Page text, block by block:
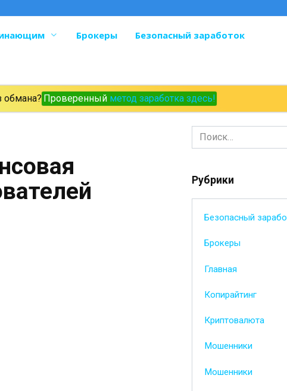
Брокеры Безопасный заработок
обмана? Проверенный метод заработка здесь!
Search
for:
Рубрики
Безопасный
Брокеры
Главная
Копирайтинг
Криптовалюта
Мошенники
Мошенники